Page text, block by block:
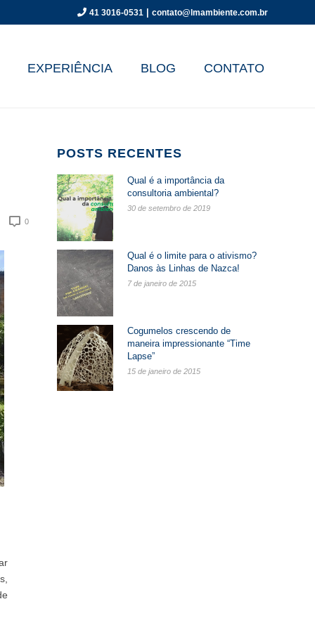
41 3016-0531 contato@lmambiente.com.br
EXPERIÊNCIA BLOG CONTATO
0
POSTS RECENTES
Qual é a importância da
consultoria ambiental?
30 de setembro de 2019
Qual é o limite para o ativismo?
Danos às Linhas de Nazca!
7 de janeiro de 2015
Cogumelos crescendo de
maneira impressionante “Time
Lapse”
15 de janeiro de 2015